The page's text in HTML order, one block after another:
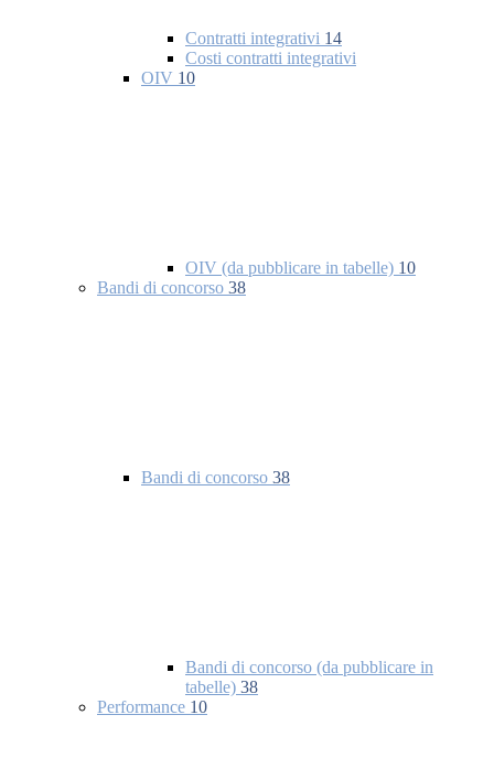
Contratti integrativi 14
Costi contratti integrativi
OIV 10
OIV (da pubblicare in tabelle) 10
Bandi di concorso 38
Bandi di concorso 38
Bandi di concorso (da pubblicare in
tabelle) 38
Performance 10